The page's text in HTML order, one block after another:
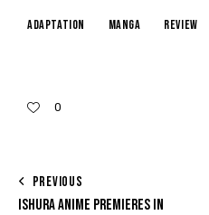
Adaptation Manga Review
0
PREVIOUS
ISHURA ANIME PREMIERES IN